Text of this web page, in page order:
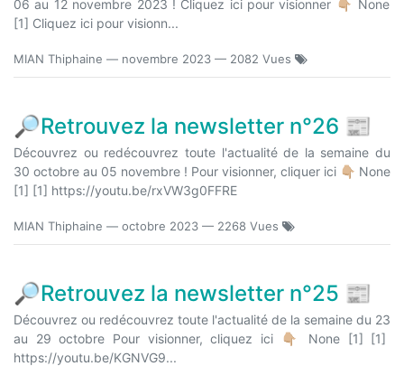
06 au 12 novembre 2023 ! Cliquez ici pour visionner 👇🏼 None
[1] Cliquez ici pour visionn...
MIAN Thiphaine — novembre 2023 — 2082 Vues
🔎Retrouvez la newsletter n°26 📰
Découvrez ou redécouvrez toute l'actualité de la semaine du
30 octobre au 05 novembre ! Pour visionner, cliquer ici 👇🏼 None
[1] [1] https://youtu.be/rxVW3g0FFRE
MIAN Thiphaine — octobre 2023 — 2268 Vues
🔎Retrouvez la newsletter n°25 📰
Découvrez ou redécouvrez toute l'actualité de la semaine du 23
au 29 octobre Pour visionner, cliquez ici 👇🏼 None [1] [1]
https://youtu.be/KGNVG9...